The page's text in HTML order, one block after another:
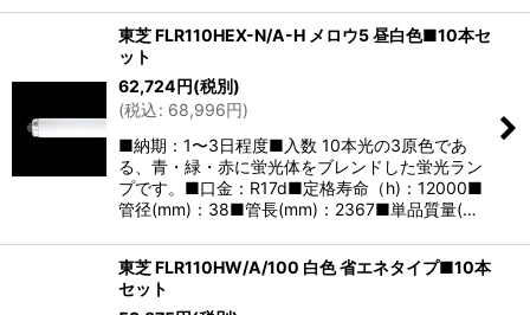
東芝 FLR110HEX-N/A-H メロウ5 昼白色■10本セ
ット
62,724円(税別)
(税込: 68,996円)
■納期：1〜3日程度■入数 10本光の3原色であ
る、青・緑・赤に蛍光体をブレンドした蛍光ラン
プです。■口金：R17d■定格寿命（h)：12000■
管径(mm)：38■管長(mm)：2367■単品質量(…
東芝 FLR110HW/A/100 白色 省エネタイプ■10本
セット